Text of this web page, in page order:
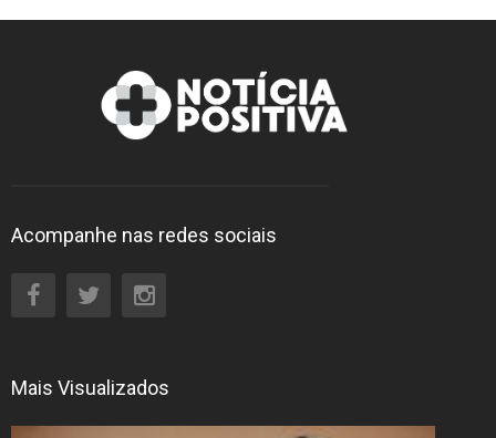
Acompanhe nas redes sociais
Mais Visualizados